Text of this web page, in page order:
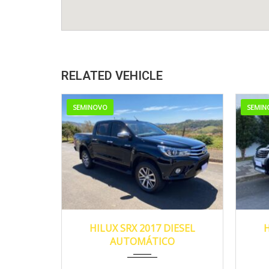
RELATED VEHICLE
SEMINOVO
2017 Autom... 155.000
HILUX SRX 2017 DIESEL
AUTOMÁTICO